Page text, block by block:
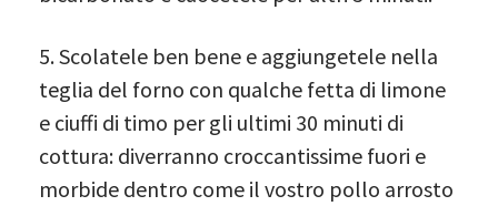
5. Scolatele ben bene e aggiungetele nella
teglia del forno con qualche fetta di limone
e ciuffi di timo per gli ultimi 30 minuti di
cottura: diverranno croccantissime fuori e
morbide dentro come il vostro pollo arrosto